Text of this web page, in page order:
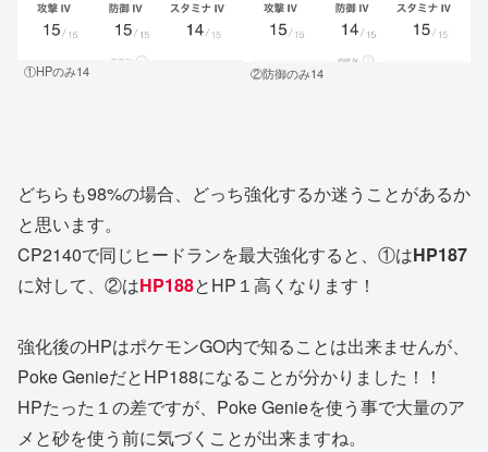
①HPのみ14 ②防御のみ14
どちらも98%の場合、どっち強化するか迷うことがあるか
と思います。
CP2140で同じヒードランを最大強化すると、①はHP187
に対して、②はHP188とHP１高くなります！
強化後のHPはポケモンGO内で知ることは出来ませんが、
Poke GenieだとHP188になることが分かりました！！
HPたった１の差ですが、Poke Genieを使う事で大量のア
メと砂を使う前に気づくことが出来ますね。